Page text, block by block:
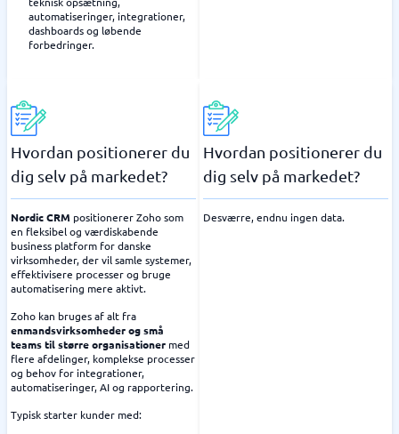
automatiseringer, integrationer,
dashboards og løbende
forbedringer.
Hvordan positionerer du
dig selv på markedet?
Nordic CRM positionerer Zoho som
en fleksibel og værdiskabende
business platform for danske
virksomheder, der vil samle systemer,
effektivisere processer og bruge
automatisering mere aktivt.
Zoho kan bruges af alt fra
enmandsvirksomheder og små
teams til større organisationer med
flere afdelinger, komplekse processer
og behov for integrationer,
automatiseringer, AI og rapportering.
Typisk starter kunder med:
Hvordan positionerer du
dig selv på markedet?
Desværre, endnu ingen data.